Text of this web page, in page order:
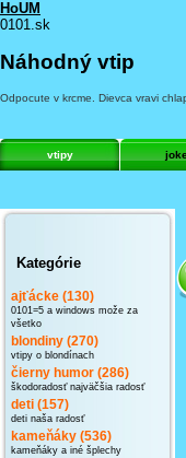
HoUM
0101.sk
Náhodný vtip
Odpocute v krcme. Dievca vravi
vtipy
Kategórie
ajťácke (130)
0101=5 a windows može za
všetko
blondiny (270)
vtipy o blondínach
čierny humor (286)
škodoradosť najväčšia radosť
deti (157)
deti naša radosť
kameňáky (536)
kameňáky a iné šplechy